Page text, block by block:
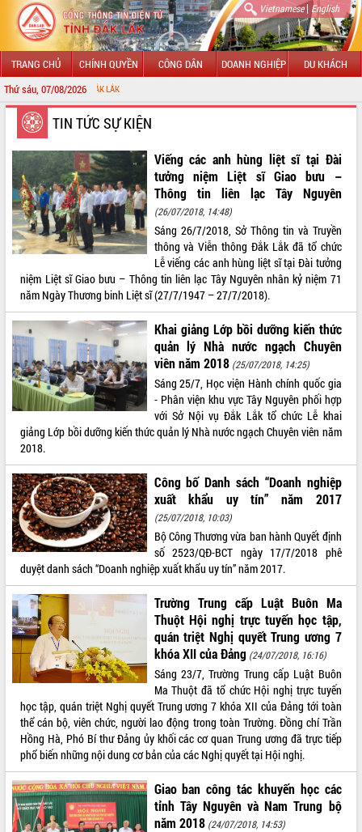
Vietnamese| English
TRANG CHỦ CHÍNH QUYỀN CÔNG DÂN DOANH NGHIỆP DU KHÁCH
Thứ sáu, 07/08/2026
GIỚI THIỆU
LÃNH ĐẠO UBND TỈNH
TIN TỨC SỰ KIỆN
SỞ, BAN, NGÀNH
UBND CÁC XÃ, PHƯỜNG
THÔNG TIN CHỈ ĐẠO ĐIỀU HÀNH
HỆ THỐNG VĂN BẢN
VĂN BẢN HĐND TỈNH
ĐIỂM TIN VĂN BẢN
VIDEO
TIN TỨC SỰ KIỆN
Viếng các anh hùng liệt sĩ tại Đài
tưởng niệm Liệt sĩ Giao bưu –
Thông tin liên lạc Tây Nguyên
(26/07/2018, 14:48)
Sáng 26/7/2018, Sở Thông tin và Truyền
thông và Viễn thông Đắk Lắk đã tổ chức
Lễ viếng các anh hùng liệt sĩ tại Đài tưởng
niệm Liệt sĩ Giao bưu – Thông tin liên lạc Tây Nguyên nhân kỷ niệm 71
năm Ngày Thương binh Liệt sĩ (27/7/1947 – 27/7/2018).
Khai giảng Lớp bồi dưỡng kiến thức
quản lý Nhà nước ngạch Chuyên
viên năm 2018 (25/07/2018, 14:25)
Sáng 25/7, Học viện Hành chính quốc gia
- Phân viện khu vực Tây Nguyên phối hợp
với Sở Nội vụ Đắk Lắk tổ chức Lễ khai
giảng Lớp bồi dưỡng kiến thức quản lý Nhà nước ngạch Chuyên viên năm
2018.
Công bố Danh sách “Doanh nghiệp
xuất khẩu uy tín” năm 2017
(25/07/2018, 10:03)
Bộ Công Thương vừa ban hành Quyết định
số 2523/QĐ-BCT ngày 17/7/2018 phê
duyệt danh sách “Doanh nghiệp xuất khẩu uy tín” năm 2017.
Trường Trung cấp Luật Buôn Ma
Thuột Hội nghị trực tuyến học tập,
quán triệt Nghị quyết Trung ương 7
khóa XII của Đảng (24/07/2018, 16:16)
Sáng 23/7, Trường Trung cấp Luật Buôn
Ma Thuột đã tổ chức Hội nghị trực tuyến
học tập, quán triệt Nghị quyết Trung ương 7 khóa XII của Đảng tới toàn
thể cán bộ, viên chức, người lao động trong toàn Trường. Đồng chí Trần
Hồng Hà, Phó Bí thư Đảng ủy khối các cơ quan Trung ương đã trực tiếp
phổ biến những nội dung cơ bản của các Nghị quyết tại Hội nghị.
Giao ban công tác khuyến học các
tỉnh Tây Nguyên và Nam Trung bộ
năm 2018 (24/07/2018, 14:53)